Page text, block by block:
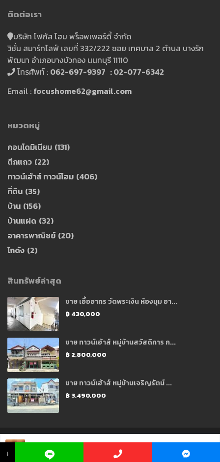
ติดต่อเรา
บริษัท โฟกัส โฮม พร็อพเพอร์ตี้ จำกัด
วิชั่น สมาร์ทไลฟ์ เลขที่ 332/222 ซอย เทศบาล 2 ตำบล บางรัก
พัฒนา อำเภอบางบัวทอง นนทบุรี 11110
โทรศัพท์ : 062-697-9397 : 02-077-6342
Email : focushome62@gmail.com
หมวดหมู่
คอนโดมิเนียม (131)
ตึกแถว (22)
ทาวน์เฮ้าส์ ทาวน์โฮม (406)
ที่ดิน (35)
บ้าน (156)
บ้านแฝด (32)
อาคารพาณิชย์ (20)
โกดัง (2)
สินทรัพย์ล่าสุด
ขาย เอื้ออาทร วัดพระเงิน ห้องมุม อา...
฿ 430,000
ขาย ทาวน์เฮ้าส์ หมู่บ้านสวัสดิการ ก...
฿ 2,800,000
ขาย ทาวน์เฮ้าส์ หมู่บ้านเจริญรัตน์ ...
฿ 3,490,000
Copyright 2021 © Designed and Developed by CJ Soft Co., Ltd.
คุณ อ้อ ☏ 098
912 9224
↓